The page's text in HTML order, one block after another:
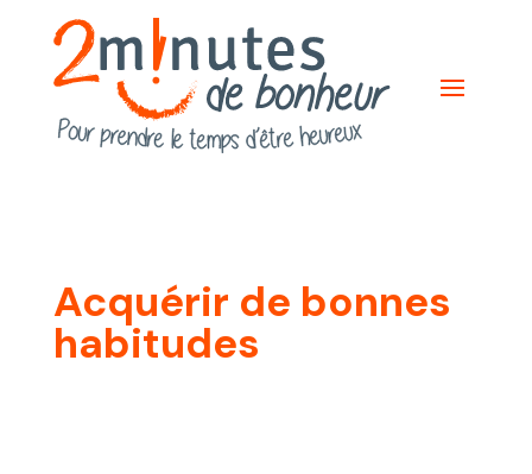
Acquérir de bonnes
habitudes